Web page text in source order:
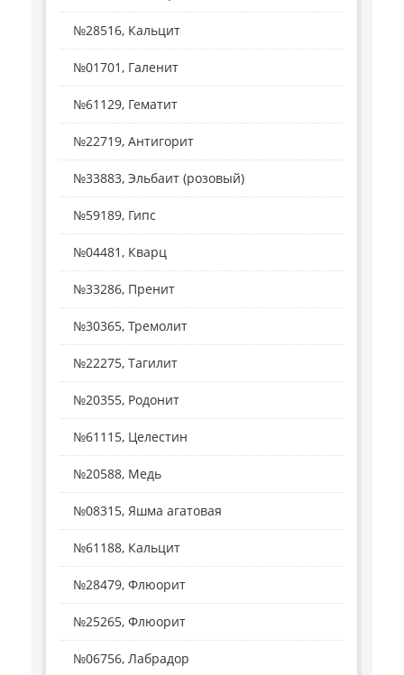
№28516, Кальцит
№01701, Галенит
№61129, Гематит
№22719, Антигорит
№33883, Эльбаит (розовый)
№59189, Гипс
№04481, Кварц
№33286, Пренит
№30365, Тремолит
№22275, Тагилит
№20355, Родонит
№61115, Целестин
№20588, Медь
№08315, Яшма агатовая
№61188, Кальцит
№28479, Флюорит
№25265, Флюорит
№06756, Лабрадор